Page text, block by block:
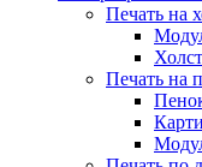
Печать на
Печать на